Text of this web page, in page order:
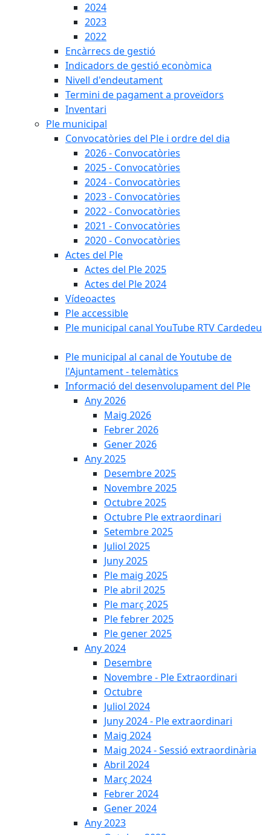
2024
2023
2022
Encàrrecs de gestió
Indicadors de gestió econòmica
Nivell d'endeutament
Termini de pagament a proveïdors
Inventari
Ple municipal
Convocatòries del Ple i ordre del dia
2026 - Convocatòries
2025 - Convocatòries
2024 - Convocatòries
2023 - Convocatòries
2022 - Convocatòries
2021 - Convocatòries
2020 - Convocatòries
Actes del Ple
Actes del Ple 2025
Actes del Ple 2024
Vídeoactes
Ple accessible
Ple municipal canal YouTube RTV Cardedeu
Ple municipal al canal de Youtube de
l'Ajuntament - telemàtics
Informació del desenvolupament del Ple
Any 2026
Maig 2026
Febrer 2026
Gener 2026
Any 2025
Desembre 2025
Novembre 2025
Octubre 2025
Octubre Ple extraordinari
Setembre 2025
Juliol 2025
Juny 2025
Ple maig 2025
Ple abril 2025
Ple març 2025
Ple febrer 2025
Ple gener 2025
Any 2024
Desembre
Novembre - Ple Extraordinari
Octubre
Juliol 2024
Juny 2024 - Ple extraordinari
Maig 2024
Maig 2024 - Sessió extraordinària
Abril 2024
Març 2024
Febrer 2024
Gener 2024
Any 2023